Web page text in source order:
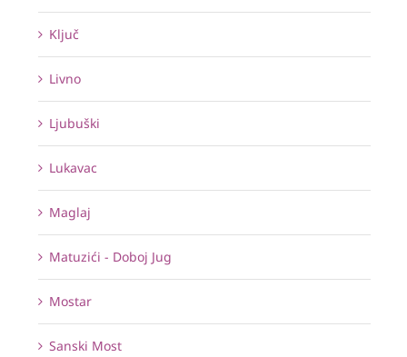
Ključ
Livno
Ljubuški
Lukavac
Maglaj
Matuzići - Doboj Jug
Mostar
Sanski Most